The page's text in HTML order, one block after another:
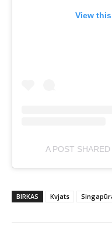
View
A POST
BIRKAS Kvjats